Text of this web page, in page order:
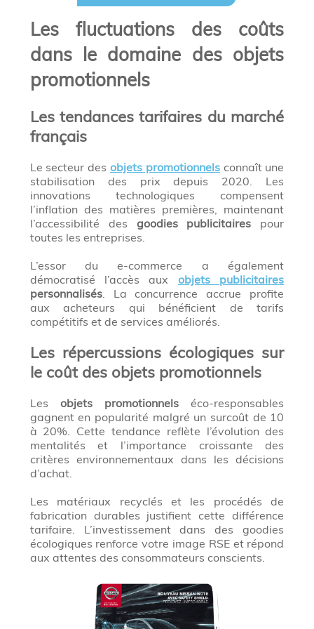
Les fluctuations des coûts
dans le domaine des objets
promotionnels
Les tendances tarifaires du marché
français
Le secteur des objets promotionnelsconnaît une
stabilisation des prix depuis 2020. Les
innovations technologiques compensent
l’inflation des matières premières, maintenant
l’accessibilité des goodies publicitaires pour
toutes les entreprises.
L’essor du e-commerce a également
démocratisé l’accès aux objets publicitaires
personnalisés. La concurrence accrue profite
aux acheteurs qui bénéficient de tarifs
compétitifs et de services améliorés.
Les répercussions écologiques sur
le coût des objets promotionnels
Les objets promotionnels éco-responsables
gagnent en popularité malgré un surcoût de 10
à 20%. Cette tendance reflète l’évolution des
mentalités et l’importance croissante des
critères environnementaux dans les décisions
d’achat.
Les matériaux recyclés et les procédés de
fabrication durables justifient cette différence
tarifaire. L’investissement dans des goodies
écologiques renforce votre image RSE et répond
aux attentes des consommateurs conscients.